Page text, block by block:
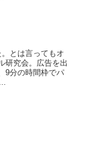
とは言ってもオ
研究会。広告を出
9分の時間枠でパ